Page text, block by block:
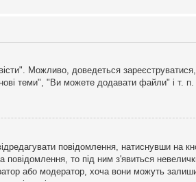
Можливо, доведеться
теми", "Ви можете додавати файли" і т. п.
повідомлення, натиснувши на
то під ним з'явиться
або модератор, хоча вони можуть